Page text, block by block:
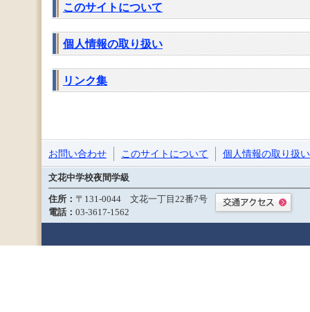
このサイトについて
個人情報の取り扱い
リンク集
お問い合わせ このサイトについて 個人情報の取り扱い
文花中学校夜間学級
住所： 〒131-0044 文花一丁目22番7号
電話： 03-3617-1562